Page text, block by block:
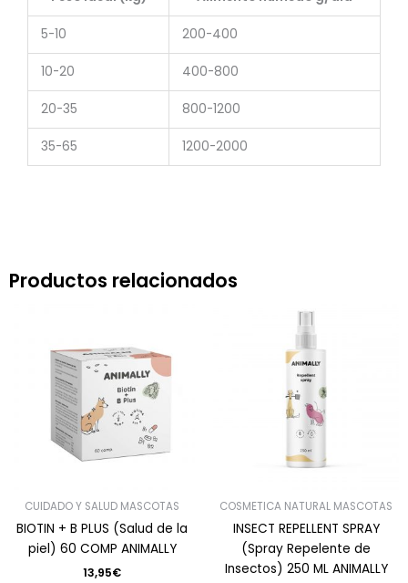
5-10 200-400
10-20 400-800
20-35 800-1200
35-65 1200-2000
Productos relacionados
CUIDADO Y SALUD MASCOTAS
BIOTIN + B PLUS (Salud de la
piel) 60 COMP ANIMALLY
13,95€
COSMETICA NATURAL MASCOTAS
INSECT REPELLENT SPRAY
(Spray Repelente de
Insectos) 250 ML ANIMALLY